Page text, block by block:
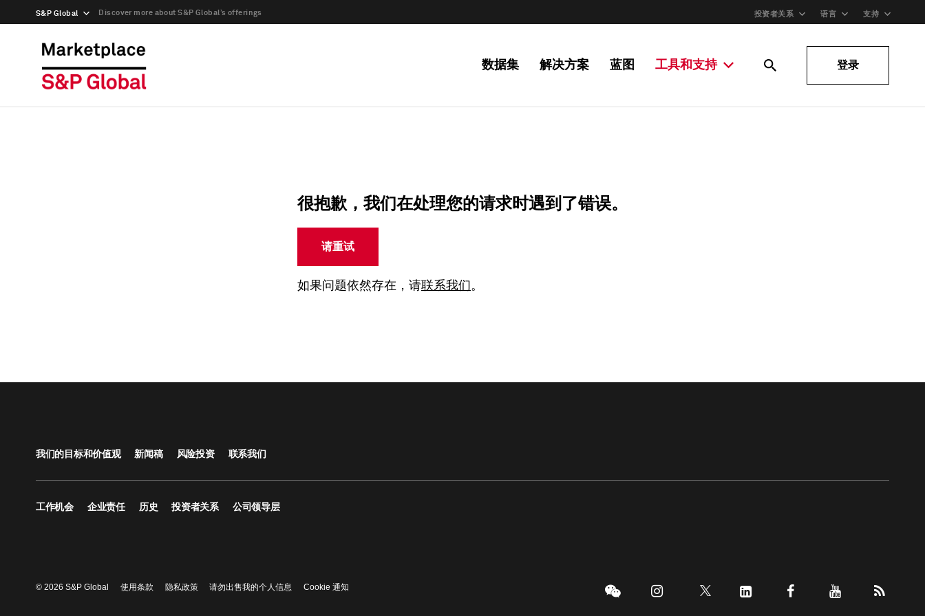
S&P Global Discover more about S&P Global’s offerings 投资者关系 语言 支持
数据集 解决方案 蓝图 工具和支持 登录
很抱歉，我们在处理您的请求时遇到了错误。
请重试
如果问题依然存在，请联系我们 。
我们的目标和价值观 新闻稿 风险投资 联系我们
工作机会 企业责任 历史 投资者关系 公司领导层
© 2026 S&P Global 使用条款 隐私政策 请勿出售我的个人信息 Cookie 通知